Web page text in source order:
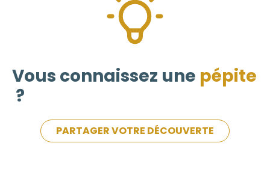
Vous connaissez une pépite
?
PARTAGER VOTRE DÉCOUVERTE